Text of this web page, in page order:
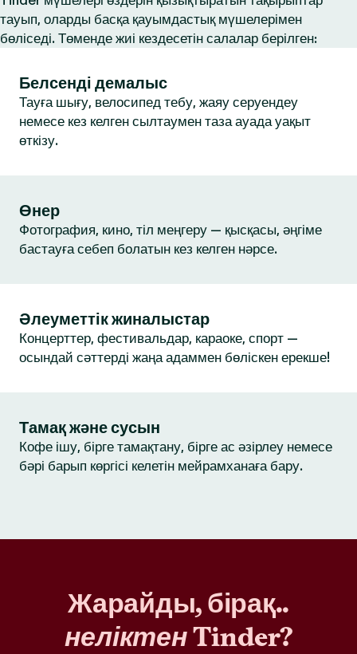
тауып, оларды басқа қауымдастық мүшелерімен
бөліседі. Төменде жиі кездесетін салалар берілген:
Белсенді демалыс
Тауға шығу, велосипед тебу, жаяу серуендеу
немесе кез келген сылтаумен таза ауада уақыт
өткізу.
Өнер
Фотография, кино, тіл меңгеру — қысқасы, әңгіме
бастауға себеп болатын кез келген нәрсе.
Әлеуметтік жиналыстар
Концерттер, фестивальдар, караоке, спорт —
осындай сәттерді жаңа адаммен бөліскен ерекше!
Тамақ және сусын
Кофе ішу, бірге тамақтану, бірге ас әзірлеу немесе
бәрі барып көргісі келетін мейрамханаға бару.
Жарайды, бірақ..
неліктенTinder?